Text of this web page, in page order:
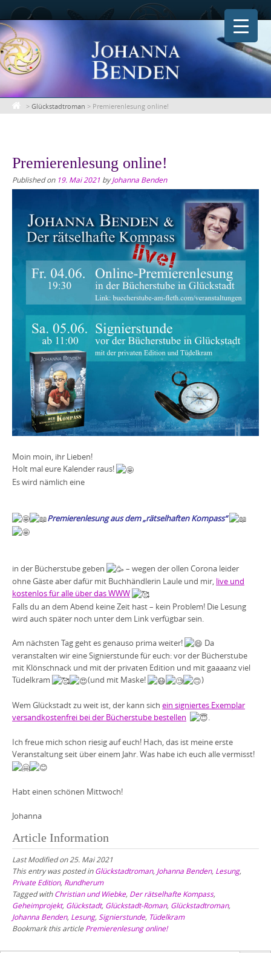
Skip
to
content
> Glückstadtroman > Premierenlesung online!
Premierenlesung online!
Published on 19. Mai 2021 byJohanna Benden
Moin moin, ihr Lieben!
Holt mal eure Kalender raus!
Es wird nämlich eine
Premierenlesung aus dem „rätselhaften Kompass“
in der Bücherstube geben
– wegen der ollen Corona leider
ohne Gäste aber dafür mit Buchhändlerin Laule und mir, live und
kostenlos für alle über das WWW
Falls du an dem Abend keine Zeit hast – kein Problem! Die Lesung
wird auch später noch unter dem Link verfügbar sein.
Am nächsten Tag geht es genauso prima weiter!
Da
veranstalten wir eine Signierstunde für euch: vor der Bücherstube
mit Klönschnack und mit der privaten Edition und mit gaaaanz viel
Tüdelkram
(und mit Maske! )
Wem Glückstadt zu weit ist, der kann sich ein signiertes Exemplar
versandkostenfrei bei der Bücherstube bestellen
.
Ich freue mich schon riesig auf euch! Hach, das ist meine erste
Veranstaltung seit über einem Jahr. Was habe ich euch alle vermisst!
Habt einen schönen Mittwoch!
Johanna
Article Information
Last Modified on 25. Mai 2021
This entry was posted inGlückstadtroman, Johanna Benden, Lesung,
Private Edition, Rundherum
Tagged withChristian und Wiebke, Der rätselhafte Kompass,
Geheimprojekt, Glückstadt, Glückstadt-Roman, Glückstadtroman,
Johanna Benden, Lesung,Signierstunde, Tüdelkram
Bookmark this article Premierenlesung online!